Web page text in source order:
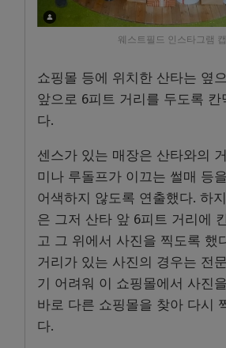
웨스트필드 인스타그램
쇼핑몰 등에 위치한 산타는 옆
앞으로 6피트 거리를 두도록 칸
다.
센스가 있는 매장은 산타와의
미나 루돌프가 이끄는 썰매 등
어색하지 않도록 연출했다. 하
은 그저 산타 앞 6피트 거리에
고 그 위에서 사진을 찍도록 했
거리가 있는 사진의 경우는 전
기 어려워 이 쇼핑몰에서 사진
바로 다른 쇼핑몰을 찾아 다시
다.